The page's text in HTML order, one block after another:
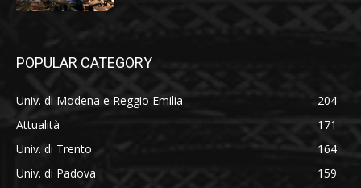
POPULAR CATEGORY
Univ. di Modena e Reggio Emilia
204
Attualità
171
Univ. di Trento
164
Univ. di Padova
159